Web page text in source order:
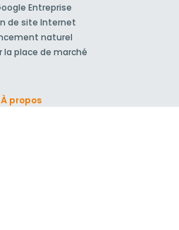
Entreprise
de site Internet
naturel
la place de marché
À propos